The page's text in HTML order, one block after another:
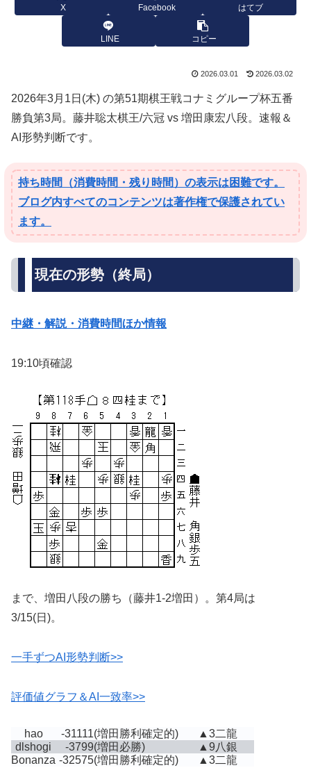
X Facebook はてブ
LINE コピー
2026.03.01 2026.03.02
2026年3月1日(木) の第51期棋王戦コナミグループ杯五番
勝負第3局。藤井聡太棋王/六冠 vs 増田康宏八段。速報＆
AI形勢判断です。
持ち時間（消費時間・残り時間）の表示は困難です。
ブログ内すべてのコンテンツは著作権で保護されてい
ます。
現在の形勢（終局）
中継・解説・消費時間ほか情報
19:10頃確認
まで、増田八段の勝ち（藤井1-2増田）。第4局は
3/15(日)。
一手ずつAI形勢判断>>
評価値グラフ＆AI一致率>>
hao -31111(増田勝利確定的)
▲3二龍
dlshogi
-3799(増田必勝)
▲9八銀
Bonanza -32575(増田勝利確定的) ▲3二龍